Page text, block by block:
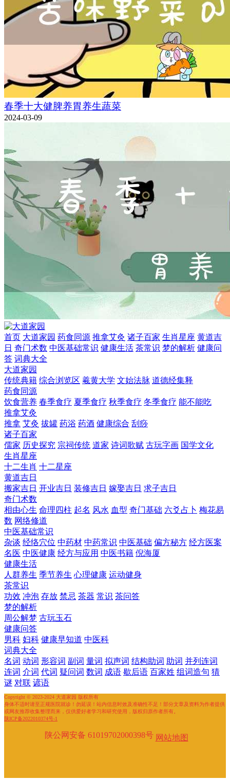
春季十大健脾养胃养生蔬菜
2024-03-09
首页 大道家园 药食同源 推拿艾灸 诸子百家 生肖星座 黄道吉
日 奇门术数 中医基础常识 健康生活 茶常识 梦的解析 健康问
答 词典大全
大道家园
传统典籍 综合浏览区 羲黄大学 文始法脉 道德经集释
药食同源
饮食营养 春季食疗 夏季食疗 秋季食疗 冬季食疗 能不能吃
推拿艾灸
推拿 艾灸 拔罐 药浴 药酒 健康综合 刮痧
诸子百家
儒家 历史探究 宗祠传统 道家 诗词歌赋 古玩字画 国学文化
生肖星座
十二生肖 十二星座
黄道吉日
搬家吉日 开业吉日 装修吉日 嫁娶吉日 求子吉日
奇门术数
相由心生 命理四柱 起名 风水 血型 奇门基础 六爻占卜 梅花易
数 网络修道
中医基础常识
杂谈 经络穴位 中药材 中药常识 中医基础 偏方秘方 经方医案
名医 中医健康 经方与应用 中医书籍 倪海厦
健康生活
人群养生 季节养生 心理健康 运动健身
茶常识
功效 冲泡 存放 禁忌 茶器 常识 茶问答
梦的解析
周公解梦 古玩玉石
健康问答
男科 妇科 健康早知道 中医科
词典大全
名词 动词 形容词 副词 量词 拟声词 结构助词 助词 并列连词
连词 介词 代词 疑问词 数词 成语 歇后语 百家姓 组词造句 猜
谜 对联 谚语
Copyright © 2023-2024 大道家园 版权所有
身体不适时请至正规医院就诊！勿延误！站内信息时效及准确性不足！部分文章及资料为作者提供
或网友推荐收集整理而来，仅供爱好者学习和研究使用，版权归原作者所有。
陕ICP备2022010374号-1
陕公网安备 61019702000398号 网站地图